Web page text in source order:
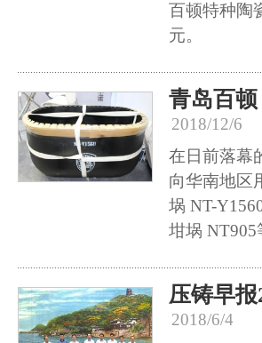
百顿特种陶
元。
青岛百
2018/12/6
在日前落幕
向华南地区
埚 NT-
坩埚
压铸早
2018/6/4